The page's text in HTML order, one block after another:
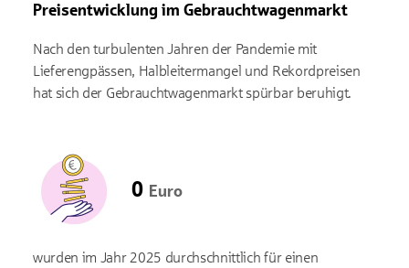
Preisentwicklung im Gebrauchtwagenmarkt
Nach den turbulenten Jahren der Pandemie mit
Lieferengpässen, Halbleitermangel und Rekordpreisen
hat sich der Gebrauchtwagenmarkt spürbar beruhigt.
0 Euro
wurden im Jahr 2025 durchschnittlich für einen